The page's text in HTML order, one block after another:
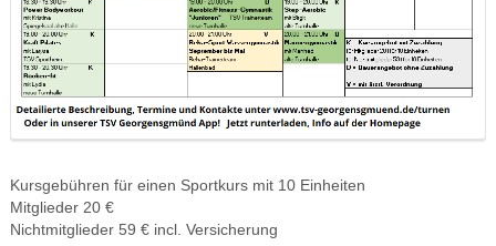
Kursgebühren für einen Sportkurs mit 10 Einheiten
Mitglieder 20 €
Nichtmitglieder 59 € incl. Versicherung